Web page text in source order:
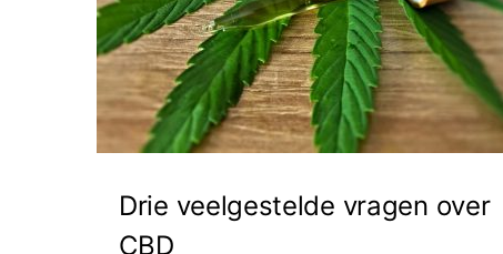
Drie veelgestelde vragen over
CBD